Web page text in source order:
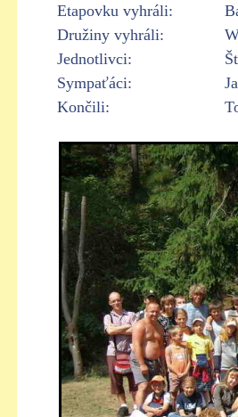
Etapovku vyhráli:
Družiny vyhráli:
Jednotlivci:
Sympaťáci:
Končili: